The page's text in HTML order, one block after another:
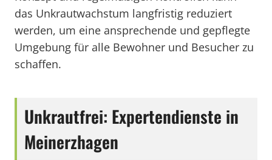
das Unkrautwachstum langfristig reduziert
werden, um eine ansprechende und gepflegte
Umgebung für alle Bewohner und Besucher zu
schaffen.
Unkrautfrei: Expertendienste in
Meinerzhagen